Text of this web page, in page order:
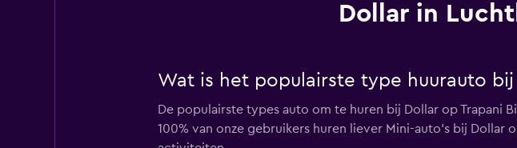
Dollar in
Wat is het populairste type huurauto
De populairste types auto om te huren bij Dollar op Trapani
100% van onze gebruikers huren liever Mini-auto's bij Dollar